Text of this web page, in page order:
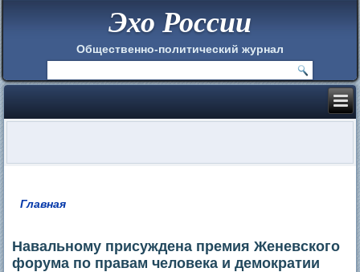
Эхо России
Общественно-политический журнал
Главная
Навальному присуждена премия Женевского
форума по правам человека и демократии